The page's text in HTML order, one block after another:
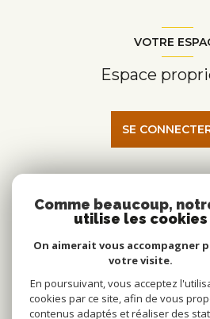
VOTRE
Espace
SE
Nous
Comme beaucoup,
utilise les cookies
On aimerait vous accompagner
votre visite.
En poursuivant, vous acceptez
cookies par ce site, afin de vous
contenus adaptés et réaliser des